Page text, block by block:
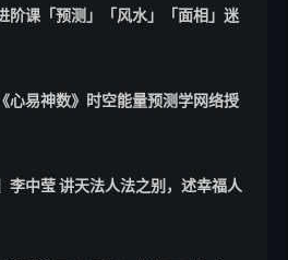
阶课「预测」「风水」「面相」迷
心易神数》时空能量预测学网络授
李中莹 讲天法人法之别，述幸福人